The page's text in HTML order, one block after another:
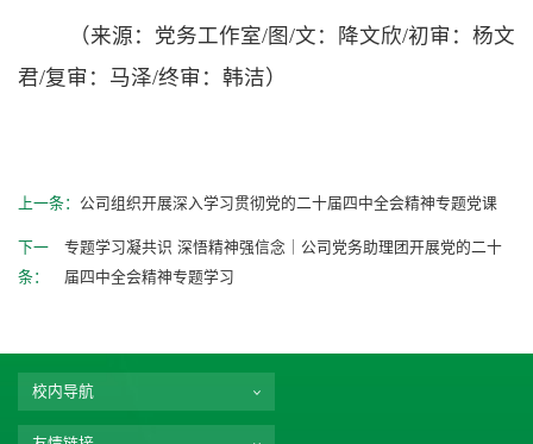
（来源：党务工作室/图/文：降文欣/初审：杨文
君/复审：马泽/终审：韩洁）
上一条： 公司组织开展深入学习贯彻党的二十届四中全会精神专题党课
下一
条：
专题学习凝共识 深悟精神强信念｜公司党务助理团开展党的二十
届四中全会精神专题学习
校内导航